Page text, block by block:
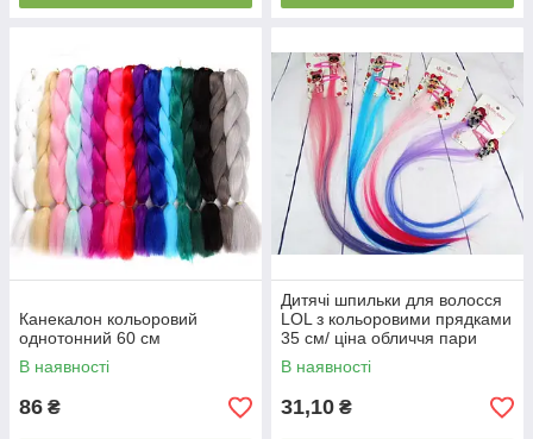
Канекалон кольоровий
однотонний 60 см
В наявності
86 ₴
Дитячі шпильки для волосся
LOL з кольоровими прядками
35 см/ ціна обличчя пари
В наявності
31,10 ₴